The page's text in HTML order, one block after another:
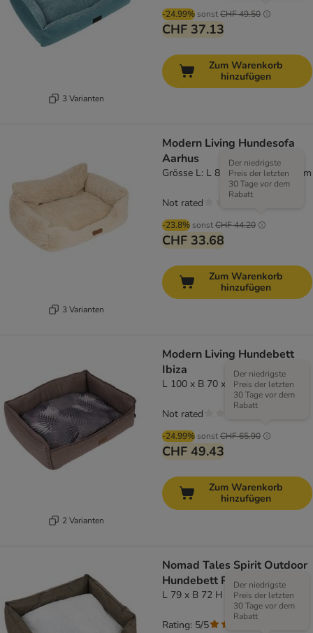
3 Varianten
-24.99% sonstCHF 49.50
CHF 37.13
Zum Warenkorb
hinzufügen
3 Varianten
Modern Living Hundesofa
Aarhus
Grösse L: L 81,3 x B 62 x H 35 cm
-23.8% sonstCHF 44.20
Der niedrigste
Preis der letzten
30 Tage vor dem
Rabatt
CHF 33.68
Not rated
Zum Warenkorb
hinzufügen
2 Varianten
Modern Living Hundebett
Ibiza
L 100 x B 70 x H 25 cm
-24.99% sonstCHF 65.90
Der niedrigste
Preis der letzten
30 Tage vor dem
Rabatt
CHF 49.43
Not rated
Zum Warenkorb
hinzufügen
Nomad Tales Spirit Outdoor
Hundebett Pine
L 79 x B 72 H 19 cm
Der niedrigste
Preis der letzten
30 Tage vor dem
Rabatt
Rating: 5/5